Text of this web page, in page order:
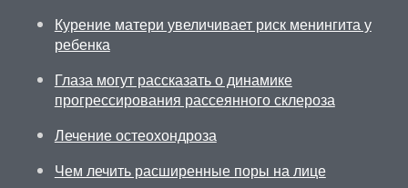
Курение матери увеличивает риск менингита у
ребенка
Глаза могут рассказать о динамике
прогрессирования рассеянного склероза
Лечение остеохондроза
Чем лечить расширенные поры на лице